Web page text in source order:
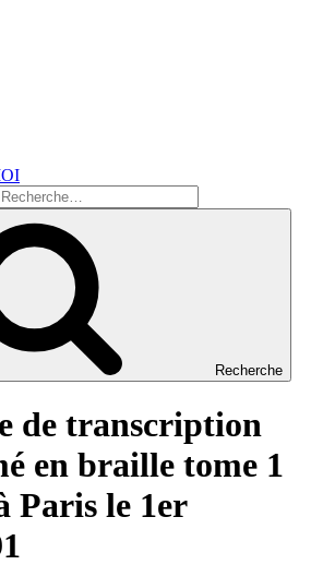
Recherche
de transcription
en braille tome 1
Paris le 1er